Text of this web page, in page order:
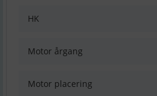
HK
Motor årgang
Motor placering